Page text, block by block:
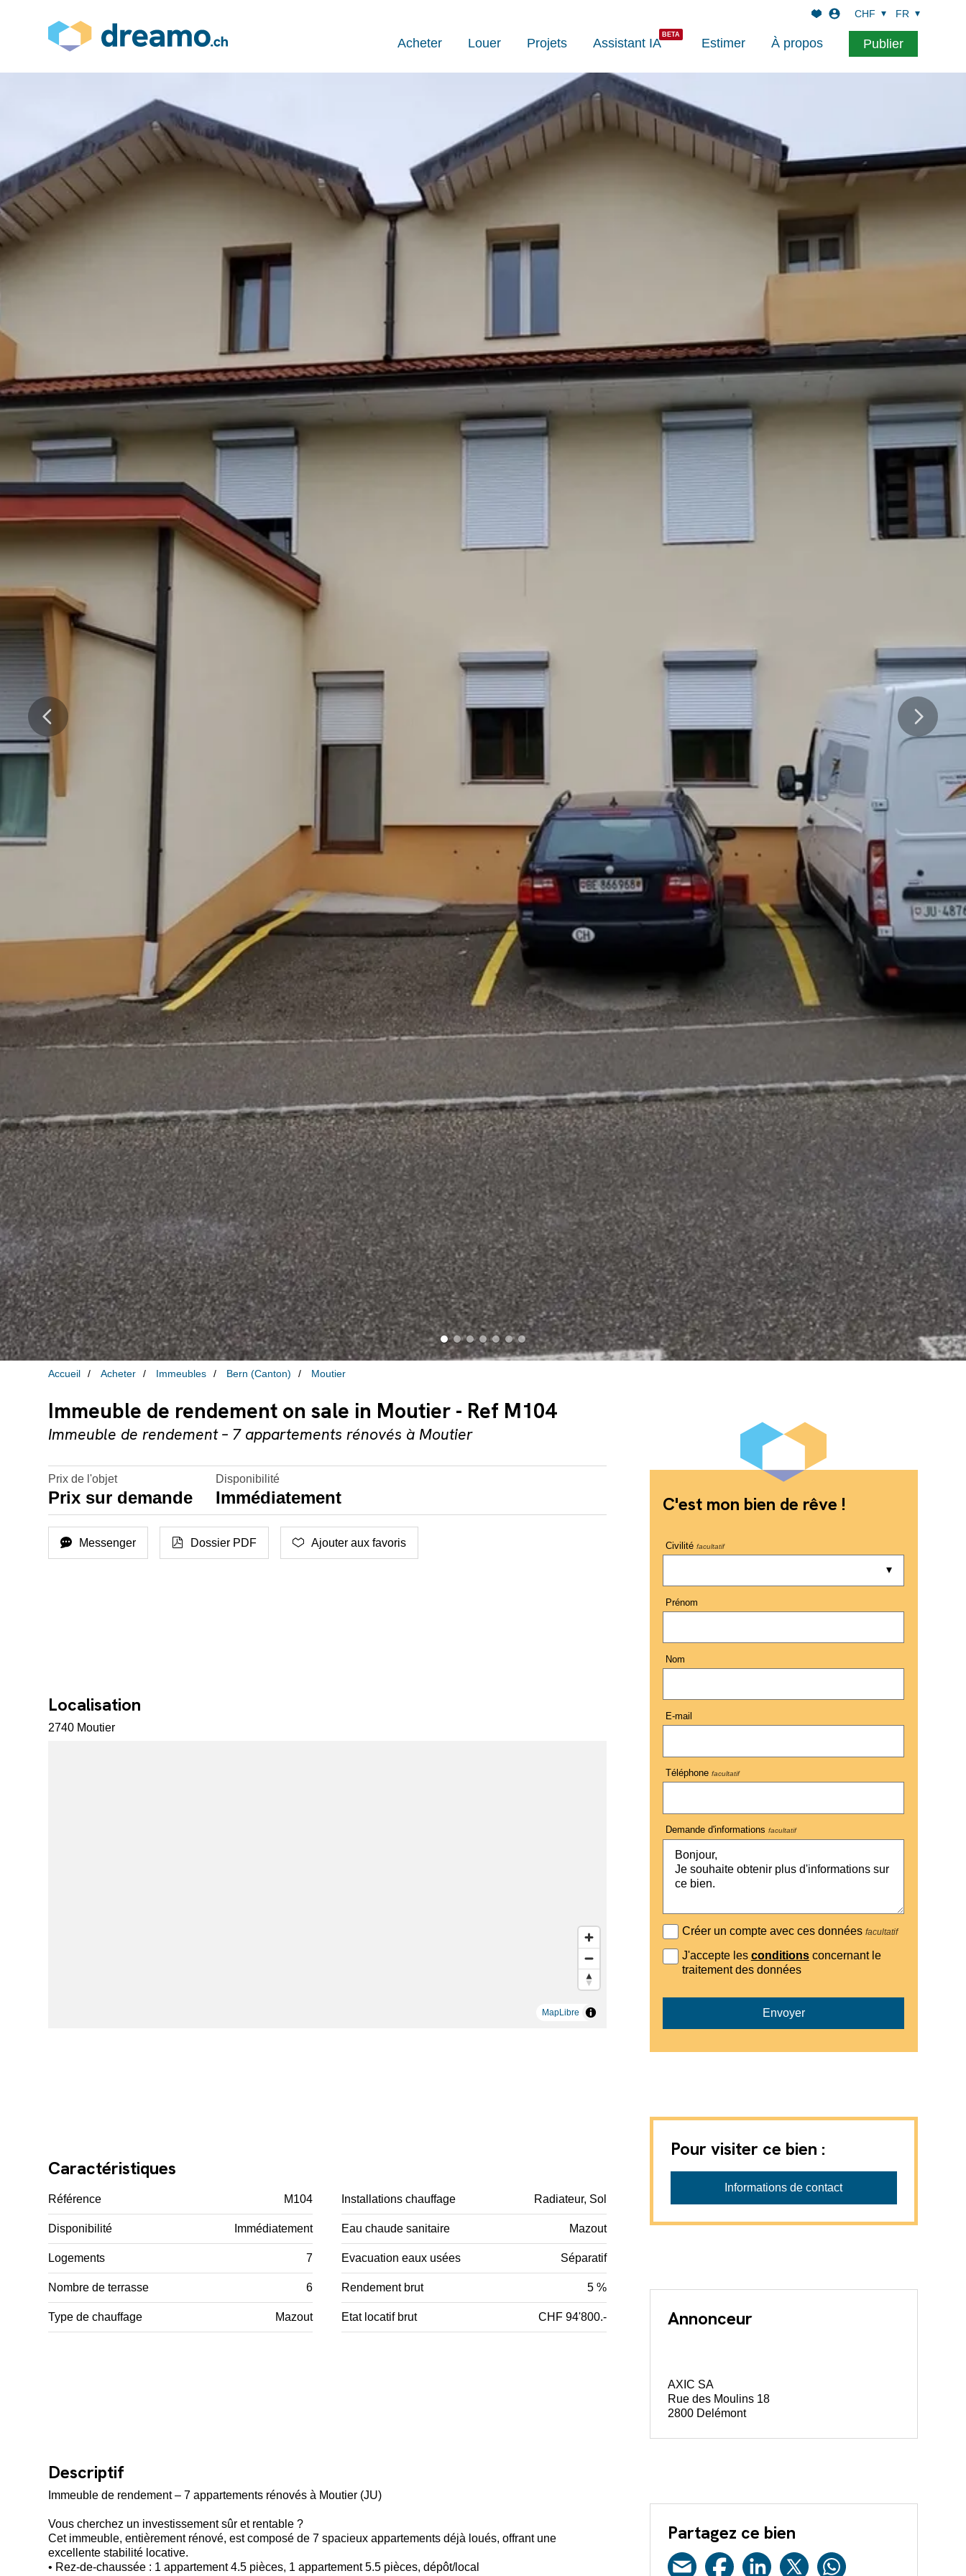
Acheter Louer Projets Assistant IA Estimer À propos Publier
CHF FR
Accueil Acheter Immeubles Bern (Canton) Moutier
Immeuble de rendement on sale in Moutier - Ref M104
Immeuble de rendement – 7 appartements rénovés à Moutier
Prix de l'objet
Prix sur demande
Disponibilité
Immédiatement
Messenger Dossier PDF Ajouter aux favoris
Localisation
2740 Moutier
MapLibre
Caractéristiques
Référence M104
Disponibilité Immédiatement
Logements 7
Nombre de terrasse 6
Type de chauffage Mazout
Installations chauffage Radiateur, Sol
Eau chaude sanitaire Mazout
Evacuation eaux usées Séparatif
Rendement brut 5 %
Etat locatif brut CHF 94'800.-
Descriptif
Immeuble de rendement – 7 appartements rénovés à Moutier (JU)
Vous cherchez un investissement sûr et rentable ?
Cet immeuble, entièrement rénové, est composé de 7 spacieux appartements déjà loués, offrant une
excellente stabilité locative.
• Rez-de-chaussée : 1 appartement 4.5 pièces, 1 appartement 5.5 pièces, dépôt/local
C'est mon bien de rêve !
Civilitéfacultatif
Prénom
Nom
E-mail
Téléphonefacultatif
Demande d'informationsfacultatif
Créer un compte avec ces données facultatif
J'accepte les conditionsconcernant le
traitement des données
Envoyer
Pour visiter ce bien :
Axic SA
Informations de contact
Annonceur
AXIC SA
Rue des Moulins 18
2800 Delémont
Partagez ce bien